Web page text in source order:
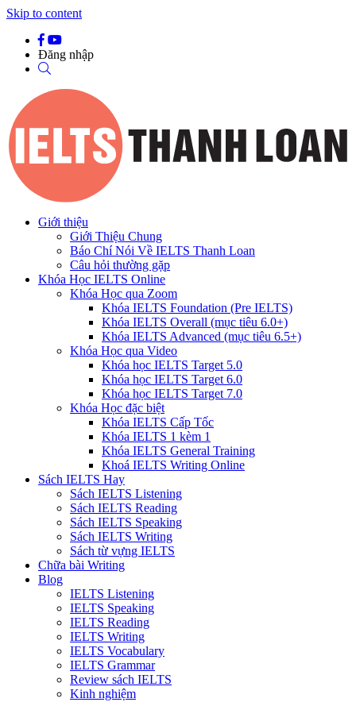
Skip to content
Đăng nhập
Giới thiệu
Giới Thiệu Chung
Báo Chí Nói Về IELTS Thanh Loan
Câu hỏi thường gặp
Khóa Học IELTS Online
Khóa Học qua Zoom
Khóa IELTS Foundation (Pre IELTS)
Khóa IELTS Overall (mục tiêu 6.0+)
Khóa IELTS Advanced (mục tiêu 6.5+)
Khóa Học qua Video
Khóa học IELTS Target 5.0
Khóa học IELTS Target 6.0
Khóa học IELTS Target 7.0
Khóa Học đặc biệt
Khóa IELTS Cấp Tốc
Khóa IELTS 1 kèm 1
Khóa IELTS General Training
Khoá IELTS Writing Online
Sách IELTS Hay
Sách IELTS Listening
Sách IELTS Reading
Sách IELTS Speaking
Sách IELTS Writing
Sách từ vựng IELTS
Chữa bài Writing
Blog
IELTS Listening
IELTS Speaking
IELTS Reading
IELTS Writing
IELTS Vocabulary
IELTS Grammar
Review sách IELTS
Kinh nghiệm